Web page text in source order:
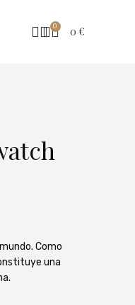
0 0 €
Como
una